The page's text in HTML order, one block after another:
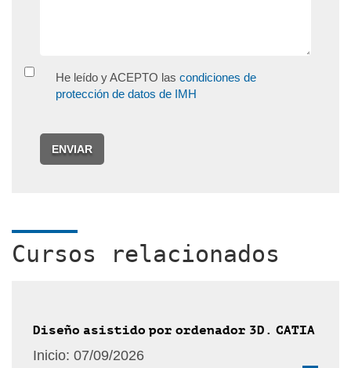
He leído y ACEPTO las condiciones de
protección de datos de IMH
ENVIAR
Cursos relacionados
Diseño asistido por ordenador 3D. CATIA
Inicio: 07/09/2026